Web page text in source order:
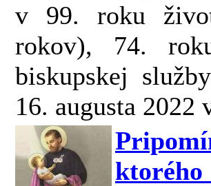
v 99. roku
rokov), 74.
biskupskej
16. augusta 2022
ktorého